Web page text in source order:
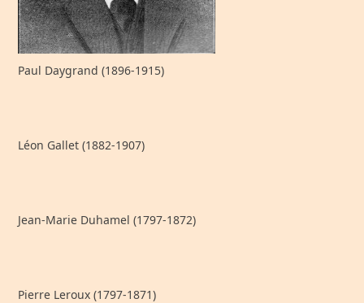
Paul Daygrand (1896-1915)
Léon Gallet (1882-1907)
Jean-Marie Duhamel (1797-1872)
Pierre Leroux (1797-1871)